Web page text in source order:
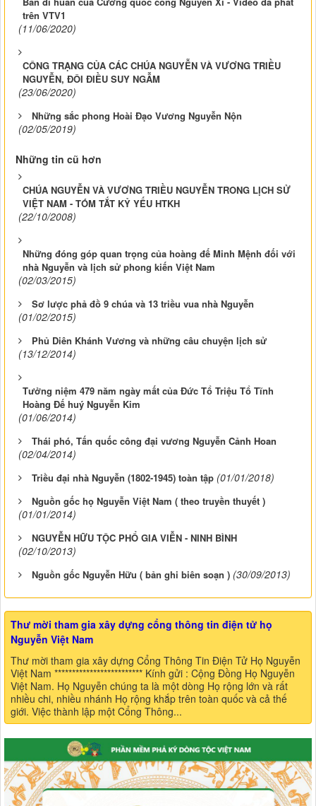
trên VTV1
(11/06/2020)
CÔNG TRẠNG CỦA CÁC CHÚA NGUYỄN VÀ VƯƠNG TRIỀU
NGUYỄN, ĐÔI ĐIỀU SUY NGẪM
(23/06/2020)
Những sắc phong Hoài Đạo Vương Nguyễn Nộn
(02/05/2019)
Những tin cũ hơn
CHÚA NGUYỄN VÀ VƯƠNG TRIỀU NGUYỄN TRONG LỊCH SỬ
VIỆT NAM - TÓM TẮT KỶ YẾU HTKH
(22/10/2008)
Những đóng góp quan trọng của hoàng đế Minh Mệnh đối với
nhà Nguyễn và lịch sử phong kiến Việt Nam
(02/03/2015)
Sơ lược phả đồ 9 chúa và 13 triều vua nhà Nguyễn
(01/02/2015)
Phủ Diên Khánh Vương và những câu chuyện lịch sử
(13/12/2014)
Tưởng niệm 479 năm ngày mất của Đức Tổ Triệu Tổ Tĩnh
Hoàng Đế huý Nguyễn Kim
(01/06/2014)
Thái phó, Tấn quốc công đại vương Nguyễn Cảnh Hoan
(02/04/2014)
Triều đại nhà Nguyễn (1802-1945) toàn tập (01/01/2018)
Nguồn gốc họ Nguyễn Việt Nam ( theo truyền thuyết )
(01/01/2014)
NGUYỄN HỮU TỘC PHỔ GIA VIỄN - NINH BÌNH
(02/10/2013)
Nguồn gốc Nguyễn Hữu ( bản ghi biên soạn ) (30/09/2013)
Thư mời tham gia xây dựng cổng thông tin điện tử họ
Nguyễn Việt Nam
Thư mời tham gia xây dựng Cổng Thông Tin Điện Tử Họ Nguyễn
Việt Nam ************************* Kính gửi : Cộng Đồng Họ Nguyễn
Việt Nam. Họ Nguyễn chúng ta là một dòng Họ rộng lớn và rất
nhiều chi, nhiều nhánh Họ rộng khắp trên toàn quốc và cả thế
giới. Việc thành lập một Cổng Thông...